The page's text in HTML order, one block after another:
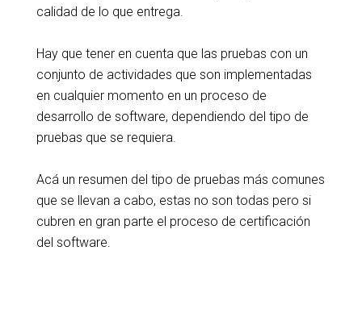
calidad de lo que entrega.
Hay que tener en cuenta que las pruebas con un
conjunto de actividades que son implementadas
en cualquier momento en un proceso de
desarrollo de software, dependiendo del tipo de
pruebas que se requiera.
Acá un resumen del tipo de pruebas más comunes
que se llevan a cabo, estas no son todas pero si
cubren en gran parte el proceso de certificación
del software.